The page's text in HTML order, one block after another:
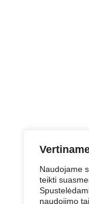
Naudojame
teikti
naudojimo